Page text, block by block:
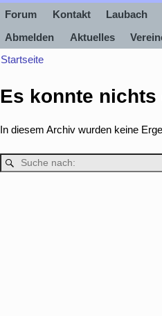
Forum Kontakt Laubach
Abmelden
Aktuelles
Startseite
Es konnte nichts
In diesem Archiv wurden keine